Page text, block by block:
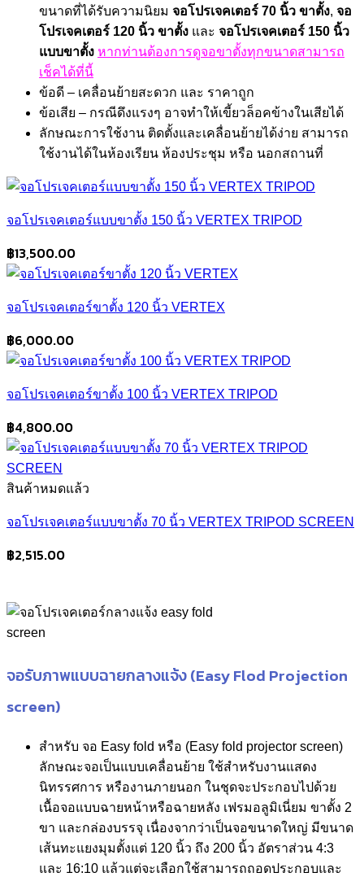
ขนาดที่ได้รับความนิยม จอโปรเจคเตอร์ 70 นิ้ว ขาตั้ง, จอ
โปรเจคเตอร์ 120 นิ้ว ขาตั้ง และ จอโปรเจคเตอร์ 150 นิ้ว
แบบขาตั้ง หากท่านต้องการดูจอขาตั้งทุกขนาดสามารถ
เช็คได้ที่นี้
ข้อดี – เคลื่อนย้ายสะดวก และ ราคาถูก
ข้อเสีย – กรณีดึงแรงๆ อาจทำให้เขี้ยวล็อคข้างในเสียได้
ลักษณะการใช้งาน ติดตั้งและเคลื่อนย้ายได้ง่าย สามารถ
ใช้งานได้ในห้องเรียน ห้องประชุม หรือ นอกสถานที่
จอโปรเจคเตอร์แบบขาตั้ง 150 นิ้ว VERTEX TRIPOD
฿13,500.00
จอโปรเจคเตอร์ขาตั้ง 120 นิ้ว VERTEX
฿6,000.00
จอโปรเจคเตอร์ขาตั้ง 100 นิ้ว VERTEX TRIPOD
฿4,800.00
สินค้าหมดแล้ว
จอโปรเจคเตอร์แบบขาตั้ง 70 นิ้ว VERTEX TRIPOD SCREEN
฿2,515.00
จอรับภาพแบบฉายกลางแจ้ง (Easy Flod Projection
screen)
สำหรับ จอ Easy fold หรือ (Easy fold projector screen)
ลักษณะจอเป็นแบบเคลื่อนย้าย ใช้สำหรับงานแสดง
นิทรรศการ หรืองานภายนอก ในชุดจะประกอบไปด้วย
เนื้อจอแบบฉายหน้าหรือฉายหลัง เฟรมอลูมิเนี่ยม ขาตั้ง 2
ขา และกล่องบรรจุ เนื่องจากว่าเป็นจอขนาดใหญ่ มีขนาด
เส้นทะแยงมุมตั้งแต่ 120 นิ้ว ถึง 200 นิ้ว อัตราส่วน 4:3
และ 16:10 แล้วแต่จะเลือกใช้สามารถถอดประกอบและ